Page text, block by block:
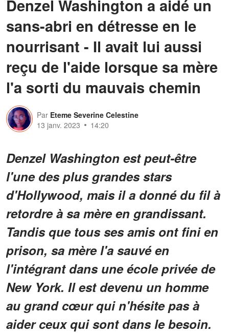
Denzel Washington a aidé un
sans-abri en détresse en le
nourrisant - Il avait lui aussi
reçu de l'aide lorsque sa mère
l'a sorti du mauvais chemin
Par Eteme Severine Celestine
13 janv. 2023
14:20
Denzel Washington est peut-être
l'une des plus grandes stars
d'Hollywood, mais il a donné du fil à
retordre à sa mère en grandissant.
Tandis que tous ses amis ont fini en
prison, sa mère l'a sauvé en
l'intégrant dans une école privée de
New York. Il est devenu un homme
au grand cœur qui n'hésite pas à
aider ceux qui sont dans le besoin.